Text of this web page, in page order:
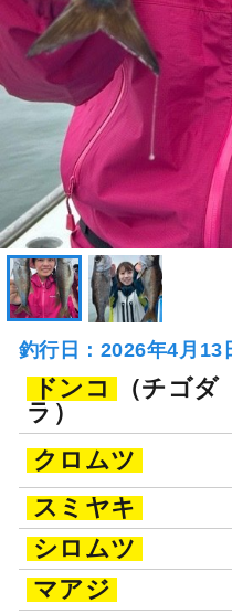
釣行日：2026年4月13
ドンコ
（チゴダ
ラ）
クロムツ
スミヤキ
シロムツ
マアジ